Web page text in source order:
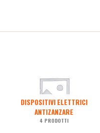
DISPOSITIVI ELETTRICI
ANTIZANZARE
4 PRODOTTI